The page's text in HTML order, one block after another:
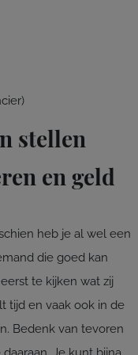
stellen
en geld
heb je al wel een
die goed kan
te kijken wat zij
tijd en vaak ook in de
Bedenk van tevoren